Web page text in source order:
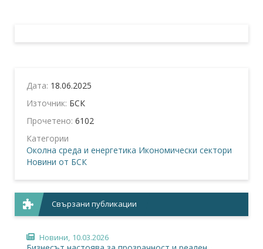
Дата: 18.06.2025
Източник: БСК
Прочетено: 6102
Категории
Околна среда и енергетика Икономически сектори
Новини от БСК
Свързани публикации
Новини, 10.03.2026